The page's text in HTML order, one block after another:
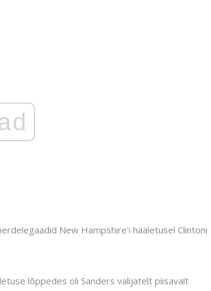
New Hampshire'i hääletusel Clintoni
lõppedes oli Sanders valijatelt piisavalt